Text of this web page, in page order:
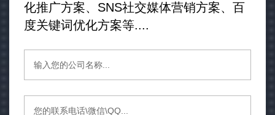
化推广方案、SNS社交媒体营销方案、百
度关键词优化方案等....